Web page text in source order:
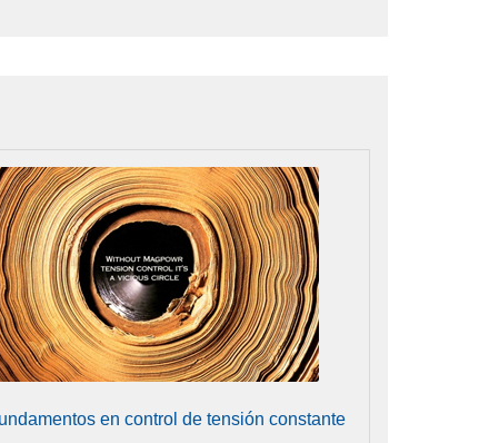
en control de tensión constante